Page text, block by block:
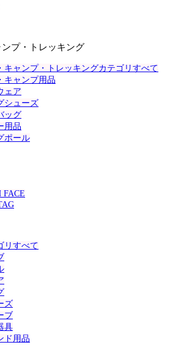
プ・トレッキング
キャンプ・トレッキングカテゴリすべて
キャンプ用品
ェア
シューズ
ッグ
用品
ポール
FACE
リすべて
ズ
ブ
具
ド用品